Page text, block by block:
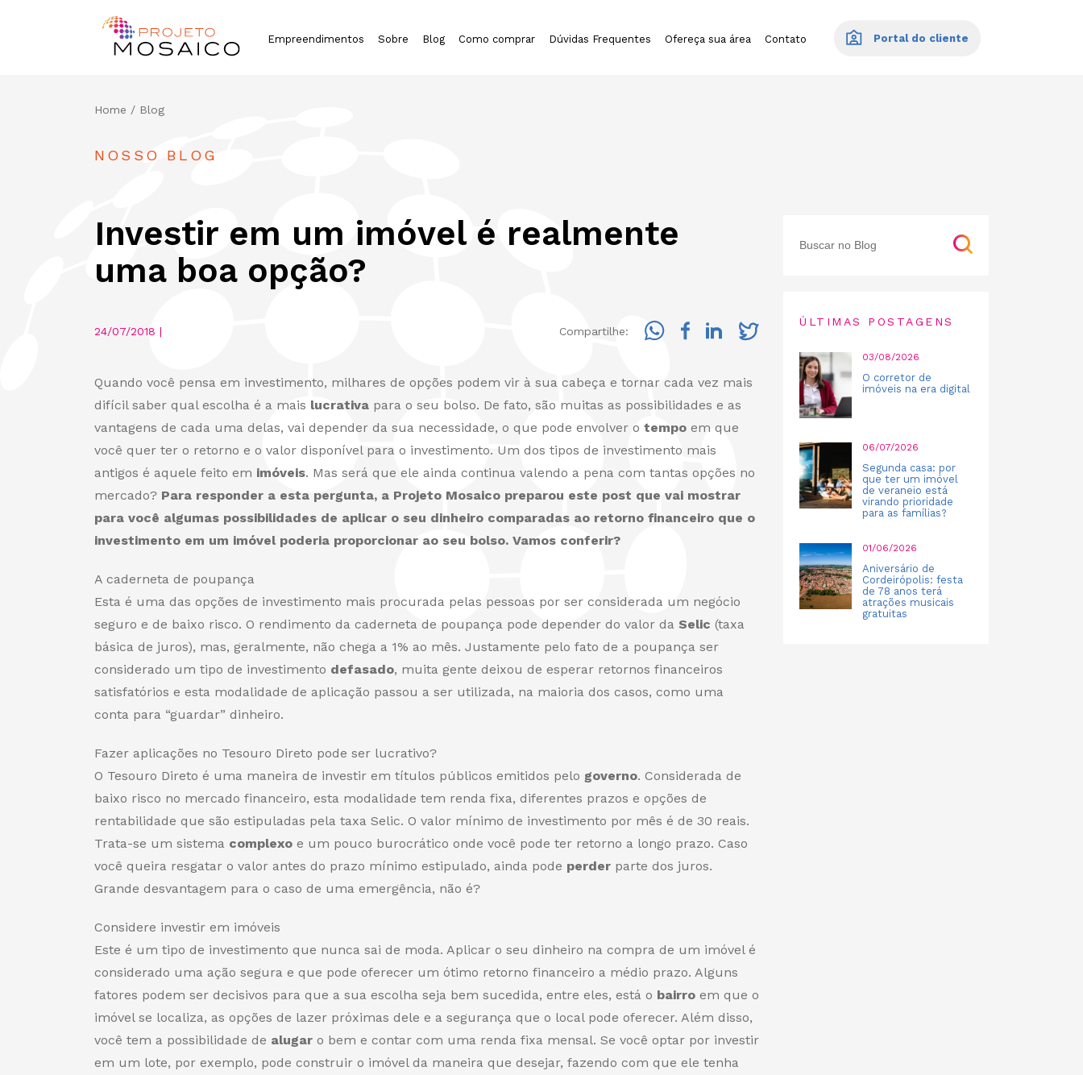
Empreendimentos Sobre Blog Como comprar Dúvidas Frequentes Ofereça sua área Contato Portal do cliente
Home / Blog
NOSSO BLOG
Investir em um imóvel é realmente
uma boa opção?
24/07/2018 | Compartilhe:
Quando você pensa em investimento, milhares de opções podem vir à sua cabeça e tornar cada vez mais
difícil saber qual escolha é a mais lucrativa para o seu bolso. De fato, são muitas as possibilidades e as
vantagens de cada uma delas, vai depender da sua necessidade, o que pode envolver o tempo em que
você quer ter o retorno e o valor disponível para o investimento. Um dos tipos de investimento mais
antigos é aquele feito em imóveis. Mas será que ele ainda continua valendo a pena com tantas opções no
mercado? Para responder a esta pergunta, a Projeto Mosaico preparou este post que vai mostrar
para você algumas possibilidades de aplicar o seu dinheiro comparadas ao retorno financeiro que o
investimento em um imóvel poderia proporcionar ao seu bolso. Vamos conferir?
A caderneta de poupança
Esta é uma das opções de investimento mais procurada pelas pessoas por ser considerada um negócio
seguro e de baixo risco. O rendimento da caderneta de poupança pode depender do valor da Selic (taxa
básica de juros), mas, geralmente, não chega a 1% ao mês. Justamente pelo fato de a poupança ser
considerado um tipo de investimento defasado, muita gente deixou de esperar retornos financeiros
satisfatórios e esta modalidade de aplicação passou a ser utilizada, na maioria dos casos, como uma
conta para “guardar” dinheiro.
Fazer aplicações no Tesouro Direto pode ser lucrativo?
O Tesouro Direto é uma maneira de investir em títulos públicos emitidos pelo governo. Considerada de
baixo risco no mercado financeiro, esta modalidade tem renda fixa, diferentes prazos e opções de
rentabilidade que são estipuladas pela taxa Selic. O valor mínimo de investimento por mês é de 30 reais.
Trata-se um sistema complexo e um pouco burocrático onde você pode ter retorno a longo prazo. Caso
você queira resgatar o valor antes do prazo mínimo estipulado, ainda pode perder parte dos juros.
Grande desvantagem para o caso de uma emergência, não é?
Considere investir em imóveis
Este é um tipo de investimento que nunca sai de moda. Aplicar o seu dinheiro na compra de um imóvel é
considerado uma ação segura e que pode oferecer um ótimo retorno financeiro a médio prazo. Alguns
fatores podem ser decisivos para que a sua escolha seja bem sucedida, entre eles, está o bairro em que o
imóvel se localiza, as opções de lazer próximas dele e a segurança que o local pode oferecer. Além disso,
você tem a possibilidade de alugar o bem e contar com uma renda fixa mensal. Se você optar por investir
em um lote, por exemplo, pode construir o imóvel da maneira que desejar, fazendo com que ele tenha
ÚLTIMAS POSTAGENS
03/08/2026
O corretor de
imóveis na era digital
06/07/2026
Segunda casa: por
que ter um imóvel
de veraneio está
virando prioridade
para as famílias?
01/06/2026
Aniversário de
Cordeirópolis: festa
de 78 anos terá
atrações musicais
gratuitas